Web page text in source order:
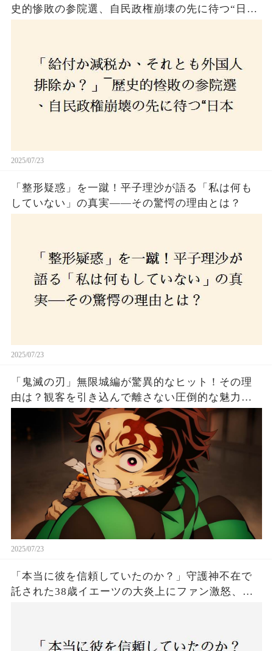
史的惨敗の参院選、自民政権崩壊の先に待つ“日本
2025/07/23
「整形疑惑」を一蹴！平子理沙が語る「私は何も
していない」の真実——その驚愕の理由とは？
2025/07/23
「鬼滅の刃」無限城編が驚異的なヒット！その理
由は？観客を引き込んで離さない圧倒的な魅力と
2025/07/23
「本当に彼を信頼していたのか？」守護神不在で
託された38歳イエーツの大炎上にファン激怒、ド